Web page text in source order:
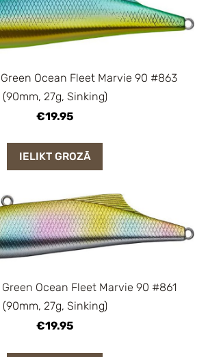
Ocean Fleet Marvie 90 #863
(90mm, 27g, Sinking)
€19.95
IELIKT GROZĀ
Ocean Fleet Marvie 90 #861
(90mm, 27g, Sinking)
€19.95